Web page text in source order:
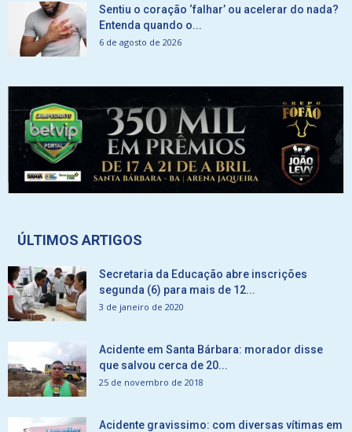
Sentiu o coração ‘falhar’ ou acelerar do nada?
Entenda quando o...
6 de agosto de 2026
ÚLTIMOS ARTIGOS
Secretaria da Educação abre inscrições
segunda (6) para mais de 12...
3 de janeiro de 2020
Acidente em Santa Bárbara: morador disse
que salvou cerca de 20...
25 de novembro de 2018
Acidente gravissimo: com diversas vítimas em